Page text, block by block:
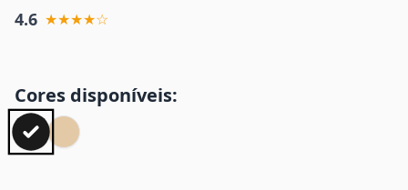
4.6 ★★★★☆
Cores disponíveis: